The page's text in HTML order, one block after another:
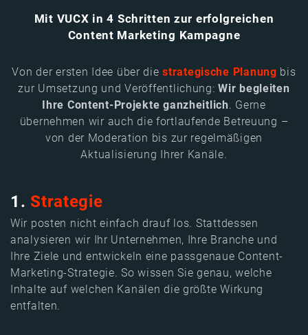
Mit VUCX in 4 Schritten zur erfolgreichen
Content Marketing Kampagne
Von der ersten Idee über diestrategische Planung bis
zur Umsetzung und Veröffentlichung:Wir begleiten
Ihre Content-Projekte ganzheitlich. Gerne
übernehmen wir auch die fortlaufende Betreuung –
von der Moderation bis zur regelmäßigen
Aktualisierung Ihrer Kanäle.
1. Strategie
Wir posten nicht einfach drauf los. Stattdessen
analysieren wir Ihr Unternehmen, Ihre Branche und
Ihre Ziele und entwickeln eine passgenaue Content-
Marketing-Strategie. So wissen Sie genau, welche
Inhalte auf welchen Kanälen die größte Wirkung
entfalten.